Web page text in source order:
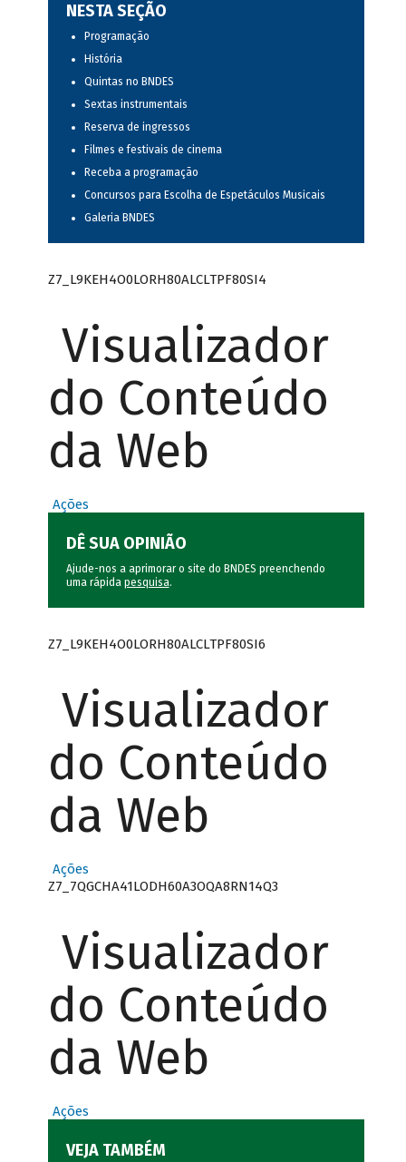
NESTA SEÇÃO
Programação
História
Quintas no BNDES
Sextas instrumentais
Reserva de ingressos
Filmes e festivais de cinema
Receba a programação
Concursos para Escolha de Espetáculos Musicais
Galeria BNDES
Z7_L9KEH4O0LORH80ALCLTPF80SI4
Visualizador
do Conteúdo
da Web
Ações
DÊ SUA OPINIÃO
Ajude-nos a aprimorar o site do BNDES preenchendo
uma rápida pesquisa.
Z7_L9KEH4O0LORH80ALCLTPF80SI6
Visualizador
do Conteúdo
da Web
Ações
Z7_7QGCHA41LODH60A3OQA8RN14Q3
Visualizador
do Conteúdo
da Web
Ações
VEJA TAMBÉM